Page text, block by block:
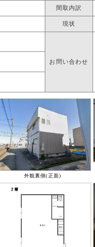
間取内訳
現状
お問い合わせ
外観裏側(正面)